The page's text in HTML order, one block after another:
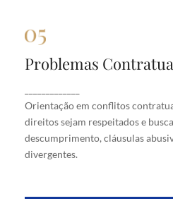
Problemas
Orientação em conflitos
direitos sejam respeitados e
descumprimento, cláusulas
divergentes.
Problemas
que direitos sejam
em casos de
ou interpretações